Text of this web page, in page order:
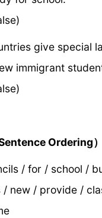
give special
immigrant
Ordering）
/ for / school /
/ new / provide /